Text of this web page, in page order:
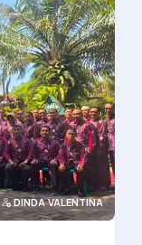
DINDA VALENTINA